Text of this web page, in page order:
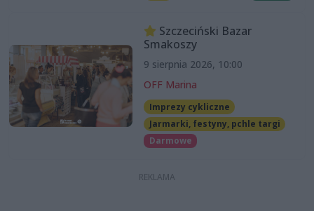
Szczeciński Bazar
Smakoszy
9 sierpnia 2026, 10:00
OFF Marina
Imprezy cykliczne
Jarmarki, festyny, pchle targi
Darmowe